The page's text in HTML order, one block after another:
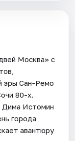
Москва» с
эры Сан-Ремо
80-х.
Дима Истомин
города
авантюру